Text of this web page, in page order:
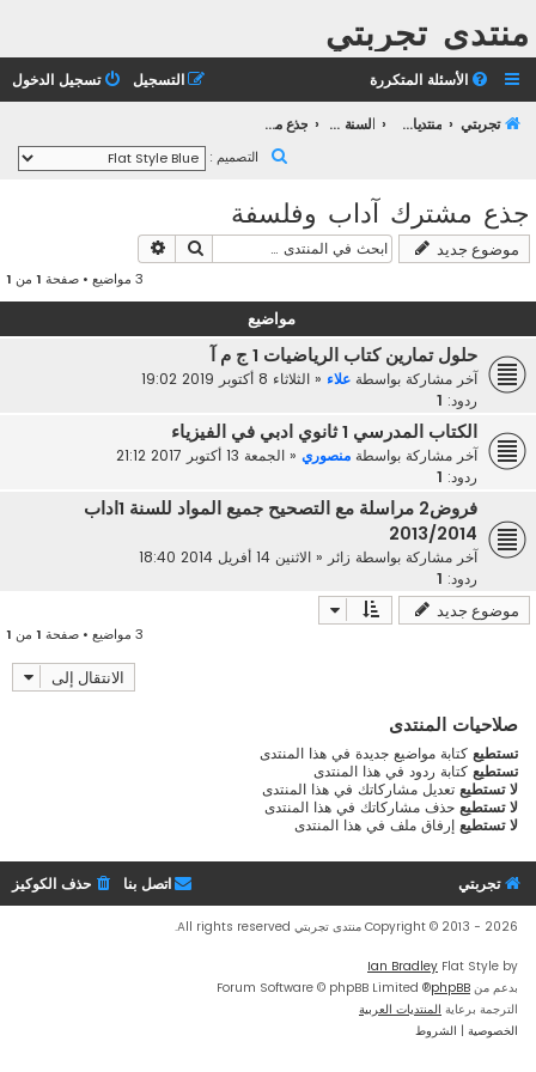
منتدى تجربتي
الأسئلة المتكررة تسجيل الدخول التسجيل
تجربتي منتديات التعليم الثانوي السنة الأولى ثانوي جذع مشترك آداب وفلسفة
التصميم :
ث
جذع مشترك آداب وفلسفة
موضوع جديد بحث
3 مواضيع • صفحة 1 من 1
مواضيع
حلول تمارين كتاب الرياضيات 1 ج م آ
آخر مشاركة بواسطة علاء « الثلاثاء 8 أكتوبر 2019 19:02
ردود: 1
الكتاب المدرسي 1 ثانوي ادبي في الفيزياء
آخر مشاركة بواسطة منصوري « الجمعة 13 أكتوبر 2017 21:12
ردود: 1
فروض2 مراسلة مع التصحيح جميع المواد للسنة 1اداب
2013/2014
آخر مشاركة بواسطة زائر « الاثنين 14 أفريل 2014 18:40
ردود: 1
موضوع جديد
3 مواضيع • صفحة 1 من 1
الانتقال إلى
صلاحيات المنتدى
تستطيع كتابة مواضيع جديدة في هذا المنتدى
تستطيع كتابة ردود في هذا المنتدى
لا تستطيع تعديل مشاركاتك في هذا المنتدى
لا تستطيع حذف مشاركاتك في هذا المنتدى
لا تستطيع إرفاق ملف في هذا المنتدى
تجربتي حذف الكوكيز اتصل بنا
Copyright © 2013 - 2026 منتدى تجربتي All rights reserved.
Flat Style by
Ian Bradley
بدعم من phpBB
® Forum Software © phpBB Limited
الترجمة برعاية المنتديات العربية
الخصوصية | الشروط